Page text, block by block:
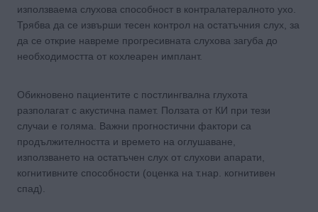
използваема слухова способност в контралатералното ухо.
Трябва да се извърши тесен контрол на остатъчния слух, за
да се открие навреме прогресивната слухова загуба до
необходимостта от кохлеарен имплант.
Обикновено пациентите с постлингвална глухота
разполагат с акустична памет. Ползата от КИ при тези
случаи е голяма. Важни прогностични фактори са
продължителността и времето на оглушаване,
използването на остатъчен слух от слухови апарати,
когнитивните способности (оценка на т.нар. когнитивен
спад).